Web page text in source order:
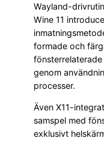
Wayland-
Wine 11
formade och
genom
processer.
Även X11-
samspel med
exklusivt